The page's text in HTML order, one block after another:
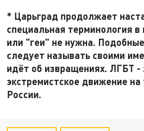
* Царьград продолжает
специальная терминология
или "геи" не нужна.
следует называть своими
идёт об извращениях. ЛГБТ -
экстремистское движение на
России.